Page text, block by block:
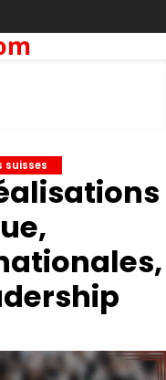
suisses